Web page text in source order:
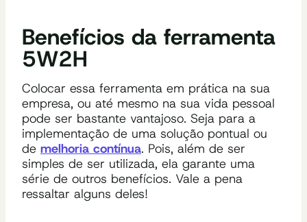
Benefícios da ferramenta
5W2H
Colocar essa ferramenta em prática na sua
empresa, ou até mesmo na sua vida pessoal
pode ser bastante vantajoso. Seja para a
implementação de uma solução pontual ou
de melhoria contínua. Pois, além de ser
simples de ser utilizada, ela garante uma
série de outros benefícios. Vale a pena
ressaltar alguns deles!